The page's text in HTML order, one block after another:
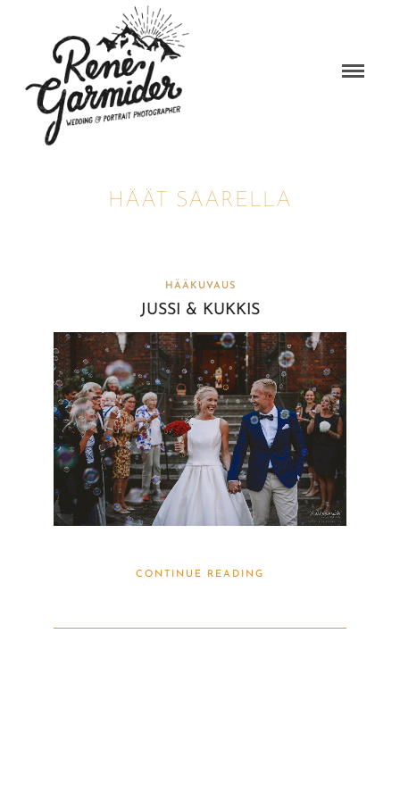
HÄÄT SAARELLA
HÄÄKUVAUS
JUSSI & KUKKIS
CONTINUE READING